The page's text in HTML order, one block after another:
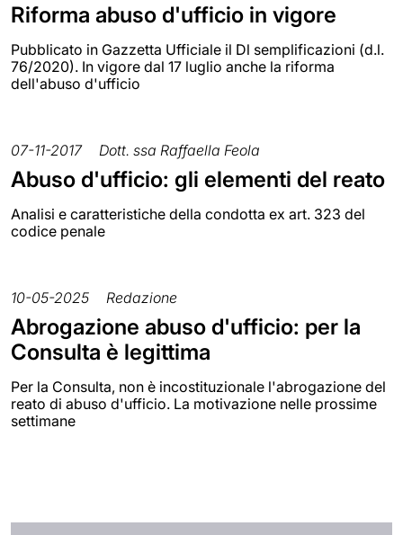
Riforma abuso d'ufficio in vigore
Pubblicato in Gazzetta Ufficiale il Dl semplificazioni (d.l.
76/2020). In vigore dal 17 luglio anche la riforma
dell'abuso d'ufficio
07-11-2017 Dott. ssa Raffaella Feola
Abuso d'ufficio: gli elementi del reato
Analisi e caratteristiche della condotta ex art. 323 del
codice penale
10-05-2025 Redazione
Abrogazione abuso d'ufficio: per la
Consulta è legittima
Per la Consulta, non è incostituzionale l'abrogazione del
reato di abuso d'ufficio. La motivazione nelle prossime
settimane